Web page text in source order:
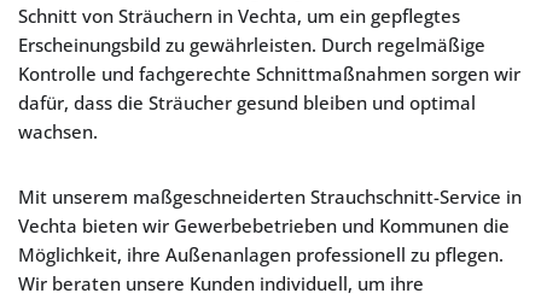
Schnitt von Sträuchern in Vechta, um ein gepflegtes
Erscheinungsbild zu gewährleisten. Durch regelmäßige
Kontrolle und fachgerechte Schnittmaßnahmen sorgen wir
dafür, dass die Sträucher gesund bleiben und optimal
wachsen.
Mit unserem maßgeschneiderten Strauchschnitt-Service in
Vechta bieten wir Gewerbebetrieben und Kommunen die
Möglichkeit, ihre Außenanlagen professionell zu pflegen.
Wir beraten unsere Kunden individuell, um ihre